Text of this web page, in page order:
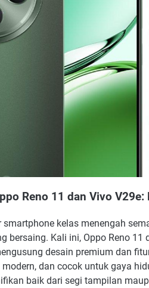
Reno 11 dan Vivo
smartphone kelas menengah
bersaing. Kali ini, Oppo Reno
desain premium dan
dan cocok untuk gaya
baik dari segi tampilan